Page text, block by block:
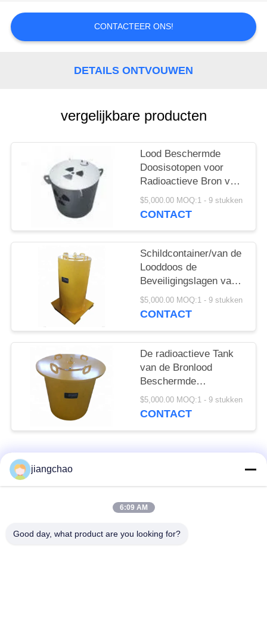
PRIVACY
POLICY
CONTACTEER ONS!
DETAILS ONTVOUWEN
vergelijkbare producten
Lood Beschermde
Doosisotopen voor
Radioactieve Bron voor
Vervoeropslag
$5,000.00 MOQ:1 - 9 stukken
CONTACT
Schildcontainer/van de
Looddoos de
Beveiligingslagen van
het Roestvrij staal
Binnen Buitenmetaal
$5,000.00 MOQ:1 - 9 stukken
CONTACT
De radioactieve Tank
van de Bronlood
Beschermde
Containersopslag
Geschikt voor Vervoer
$5,000.00 MOQ:1 - 9 stukken
CONTACT
populaire categorieën
De Bakstenen van de
jiangchao
6:09 AM
Good day, what product are you looking for?